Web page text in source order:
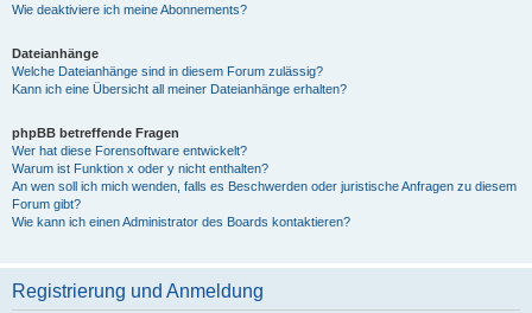
Wie deaktiviere ich meine Abonnements?
Dateianhänge
Welche Dateianhänge sind in diesem Forum zulässig?
Kann ich eine Übersicht all meiner Dateianhänge erhalten?
phpBB betreffende Fragen
Wer hat diese Forensoftware entwickelt?
Warum ist Funktion x oder y nicht enthalten?
An wen soll ich mich wenden, falls es Beschwerden oder juristische Anfragen zu diesem
Forum gibt?
Wie kann ich einen Administrator des Boards kontaktieren?
Registrierung und Anmeldung